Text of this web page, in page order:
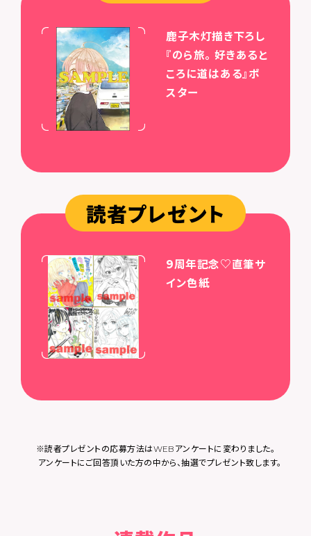
鹿子木灯描き下ろし
『のら旅。 好きあると
ころに道はある』ポ
スター
読者プレゼント
9周年記念♡直筆サ
イン色紙
※読者プレゼントの応募方法はWEBアンケートに変わりました。
アンケートにご回答頂いた方の中から、抽選でプレゼント致します。